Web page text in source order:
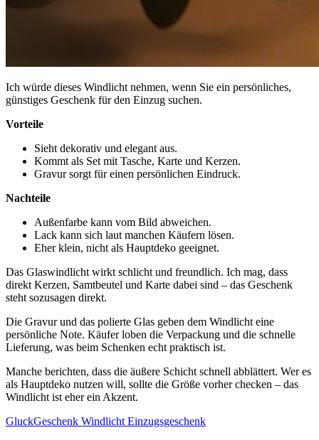
Ich würde dieses Windlicht nehmen, wenn Sie ein persönliches,
günstiges Geschenk für den Einzug suchen.
Vorteile
Sieht dekorativ und elegant aus.
Kommt als Set mit Tasche, Karte und Kerzen.
Gravur sorgt für einen persönlichen Eindruck.
Nachteile
Außenfarbe kann vom Bild abweichen.
Lack kann sich laut manchen Käufern lösen.
Eher klein, nicht als Hauptdeko geeignet.
Das Glaswindlicht wirkt schlicht und freundlich. Ich mag, dass
direkt Kerzen, Samtbeutel und Karte dabei sind – das Geschenk
steht sozusagen direkt.
Die Gravur und das polierte Glas geben dem Windlicht eine
persönliche Note. Käufer loben die Verpackung und die schnelle
Lieferung, was beim Schenken echt praktisch ist.
Manche berichten, dass die äußere Schicht schnell abblättert. Wer es
als Hauptdeko nutzen will, sollte die Größe vorher checken – das
Windlicht ist eher ein Akzent.
GluckGeschenk Windlicht Einzugsgeschenk